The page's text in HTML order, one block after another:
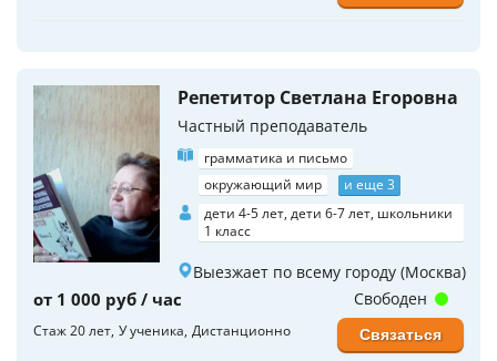
Репетитор Светлана Егоровна
Частный преподаватель
грамматика и письмо
окружающий мир
и еще 3
дети 4-5 лет, дети 6-7 лет, школьники
1 класс
Выезжает по всему городу (Москва)
от 1 000 руб / час
Стаж 20 лет У ученика Дистанционно
Свободен
Связаться